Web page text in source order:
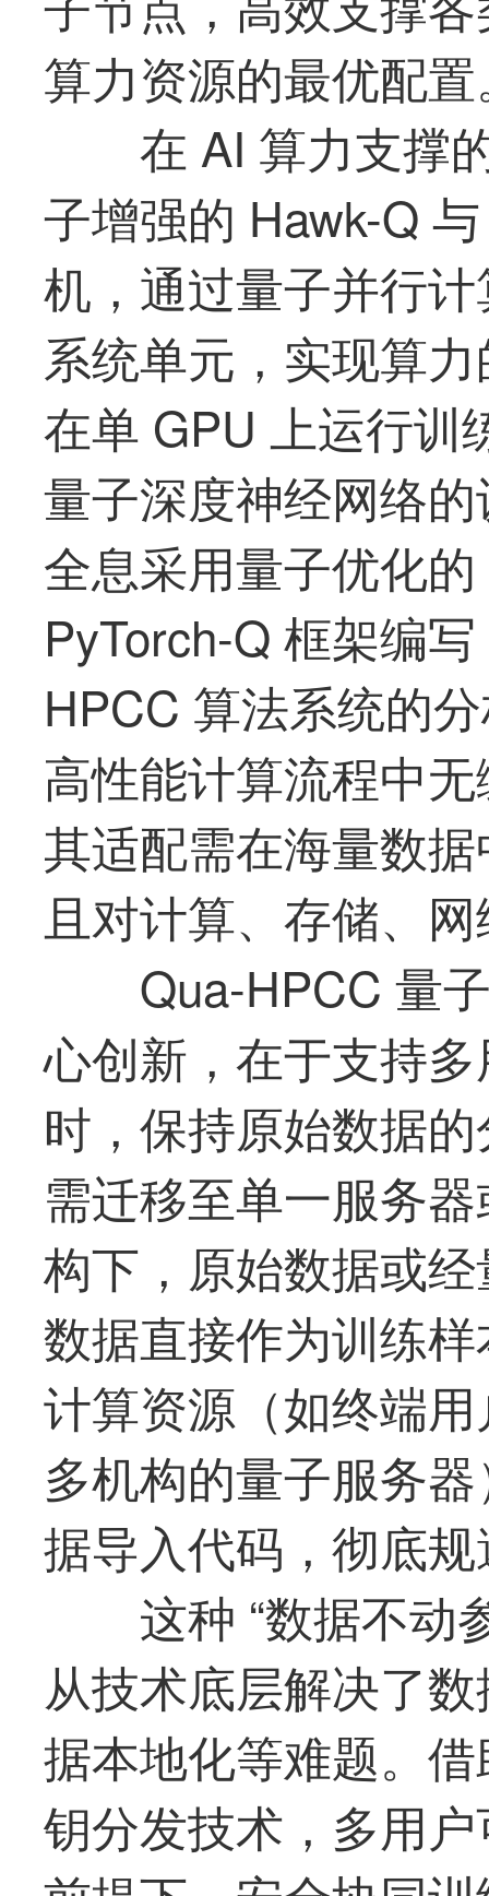
算力资源的最优配
在 AI 算力支撑
子增强的 Hawk-Q
机，通过量子并行
系统单元，实现算
在单 GPU 上运行训
量子深度神经网络
全息采用量子优化
PyTorch-Q 框架编
HPCC 算法系统的
高性能计算流程中
其适配需在海量数
且对计算、存储、
Qua-HPCC 量
心创新，在于支持
时，保持原始数据
需迁移至单一服务
构下，原始数据或
数据直接作为训练
计算资源（如终端
多机构的量子服务
据导入代码，彻底
这种 “数据不动
从技术底层解决了
据本地化等难题。
钥分发技术，多用